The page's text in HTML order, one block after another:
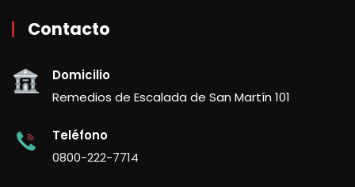
Contacto
Domicilio
Remedios de Escalada de San Martín 101
Teléfono
0800-222-7714